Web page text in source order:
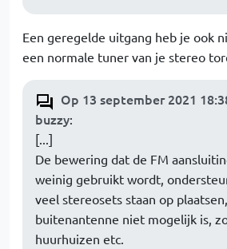
Een geregelde uitgang heb je ook
een normale tuner van je stereo
Op 13 september 2021
buzzy:
[...]
De bewering dat de FM
weinig gebruikt wordt,
veel stereosets staan op
buitenantenne niet mogelijk is,
huurhuizen etc.